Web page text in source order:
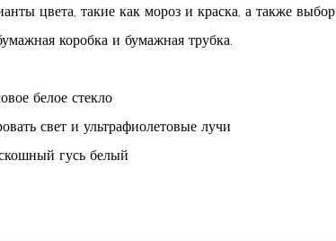
цвета, такие как мороз и краска, а также выбор
коробка и бумажная трубка.
белое стекло
свет и ультрафиолетовые лучи
гусь белый